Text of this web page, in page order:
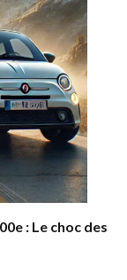
: Le choc des